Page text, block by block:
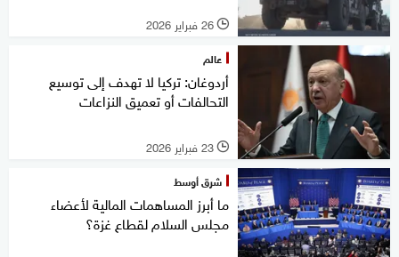
l 26 فبراير 2026
عالم
أردوغان: تركيا لا تهدف إلى توسيع
التحالفات أو تعميق النزاعات
l 23 فبراير 2026
شرق أوسط
ما أبرز المساهمات المالية لأعضاء
مجلس السلام لقطاع غزة؟